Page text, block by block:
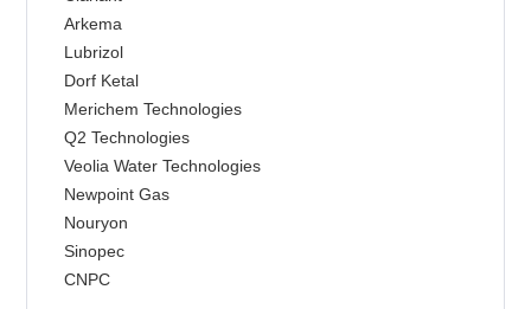
    Arkema
    Lubrizol
    Dorf Ketal
    Merichem Technologies
    Q2 Technologies
    Veolia Water Technologies
    Newpoint Gas
    Nouryon
    Sinopec
    CNPC